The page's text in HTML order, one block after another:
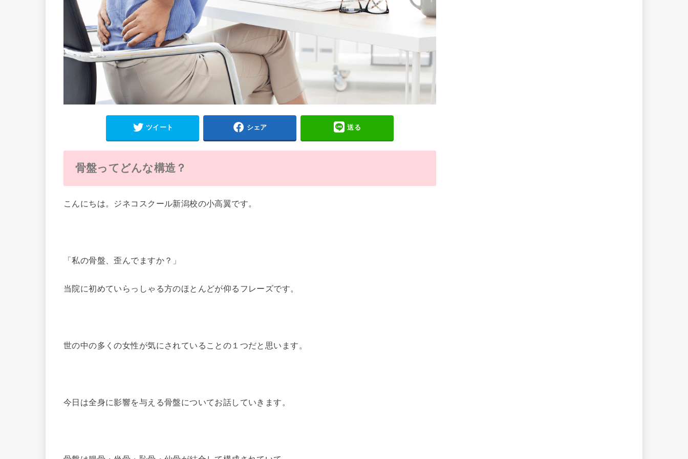
ツイート シェア 送る
骨盤ってどんな構造？
こんにちは。ジネコスクール新潟校の小高翼です。
「私の骨盤、歪んでますか？」
当院に初めていらっしゃる方のほとんどが仰るフレーズです。
世の中の多くの女性が気にされていることの１つだと思います。
今日は全身に影響を与える骨盤についてお話していきます。